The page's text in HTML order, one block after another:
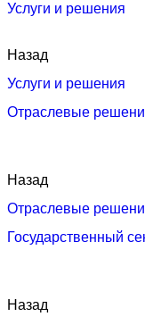
Услуги и решения
Назад
Услуги и решения
Отраслевые
Назад
Отраслевые
Государственный
Назад